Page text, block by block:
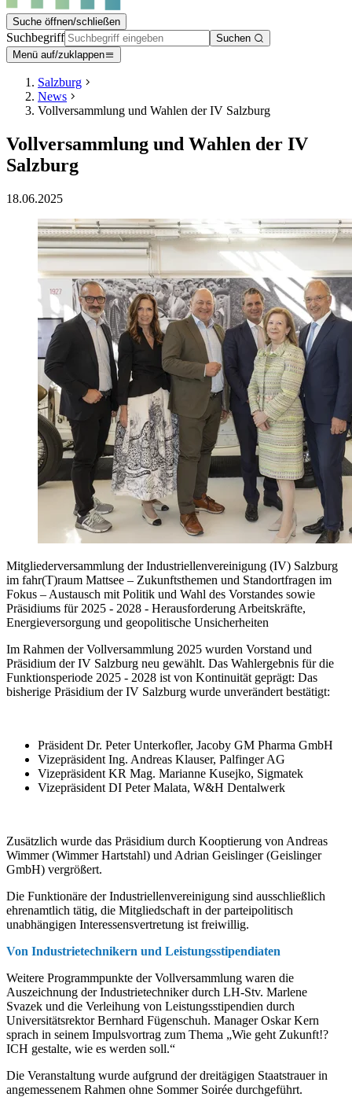
Suche öffnen/schließen
Suchbegriff
Suchen
Menü auf/zuklappen
Salzburg
News
Vollversammlung und Wahlen der IV Salzburg
Vollversammlung und Wahlen der IV
Salzburg
18.06.2025
Mitgliederversammlung der Industriellenvereinigung (IV) Salzburg
im fahr(T)raum Mattsee – Zukunftsthemen und Standortfragen im
Fokus – Austausch mit Politik und Wahl des Vorstandes sowie
Präsidiums für 2025 - 2028 - Herausforderung Arbeitskräfte,
Energieversorgung und geopolitische Unsicherheiten
Im Rahmen der Vollversammlung 2025 wurden Vorstand und
Präsidium der IV Salzburg neu gewählt. Das Wahlergebnis für die
Funktionsperiode 2025 - 2028 ist von Kontinuität geprägt: Das
bisherige Präsidium der IV Salzburg wurde unverändert bestätigt:
Präsident Dr. Peter Unterkofler, Jacoby GM Pharma GmbH
Vizepräsident Ing. Andreas Klauser, Palfinger AG
Vizepräsident KR Mag. Marianne Kusejko, Sigmatek
Vizepräsident DI Peter Malata, W&H Dentalwerk
Zusätzlich wurde das Präsidium durch Kooptierung von Andreas
Wimmer (Wimmer Hartstahl) und Adrian Geislinger (Geislinger
GmbH) vergrößert.
Die Funktionäre der Industriellenvereinigung sind ausschließlich
ehrenamtlich tätig, die Mitgliedschaft in der parteipolitisch
unabhängigen Interessensvertretung ist freiwillig.
Von Industrietechnikern und Leistungsstipendiaten
Weitere Programmpunkte der Vollversammlung waren die
Auszeichnung der Industrietechniker durch LH-Stv. Marlene
Svazek und die Verleihung von Leistungsstipendien durch
Universitätsrektor Bernhard Fügenschuh. Manager Oskar Kern
sprach in seinem Impulsvortrag zum Thema „Wie geht Zukunft!?
ICH gestalte, wie es werden soll.“
Die Veranstaltung wurde aufgrund der dreitägigen Staatstrauer in
angemessenem Rahmen ohne Sommer Soirée durchgeführt.